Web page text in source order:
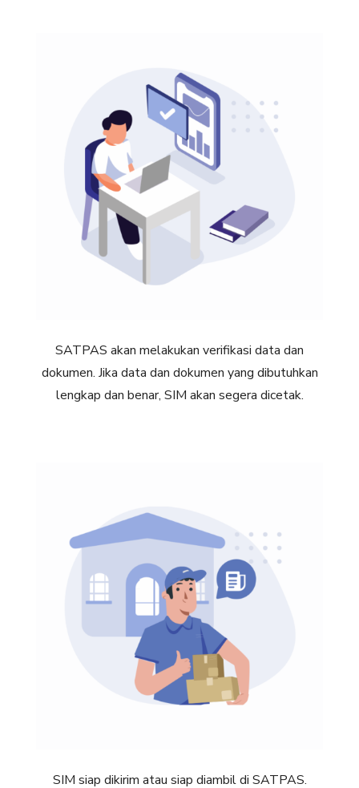
SATPAS akan melakukan verifikasi data dan
dokumen. Jika data dan dokumen yang dibutuhkan
lengkap dan benar, SIM akan segera dicetak.
SIM siap dikirim atau siap diambil di SATPAS.